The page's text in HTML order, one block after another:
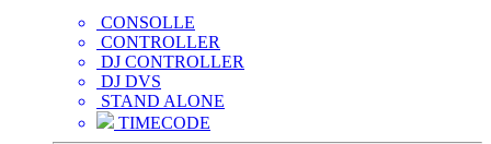
CONSOLLE
CONTROLLER
DJ CONTROLLER
DJ DVS
STAND ALONE
TIMECODE